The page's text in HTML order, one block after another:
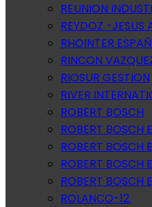
REUNION
REYDOZ -JESUS
RHOINTER
RINCON
RIOSUR GESTION
RIVER
ROBERT BOSCH
ROBERT BOSCH
ROBERT BOSCH
ROBERT BOSCH
ROBERT BOSCH
ROLANCO-12.